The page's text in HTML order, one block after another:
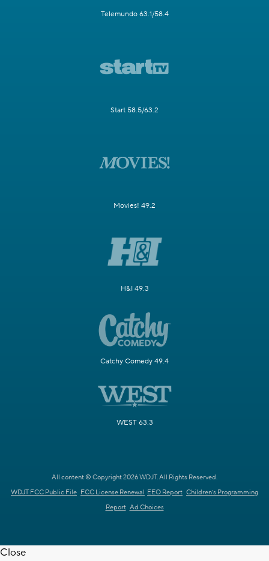
Telemundo 63.1/58.4
Start 58.5/63.2
Movies! 49.2
H&I 49.3
Catchy Comedy 49.4
WEST 63.3
All content © Copyright 2026 WDJT. All Rights Reserved.
WDJT FCC Public File FCC License Renewal EEO Report Children's Programming
Report Ad Choices
Close